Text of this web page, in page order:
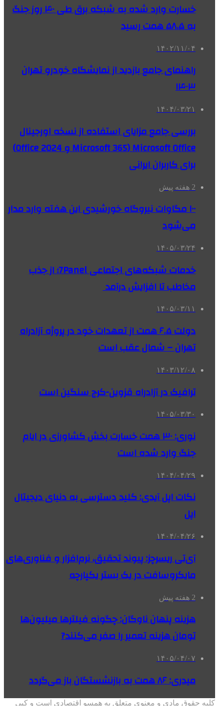
خسارت وارد شده به شبکه برق طی ۴۰ روز جنگ
به ۵۸.۵ همت رسید
۱۴۰۲/۱۱/۰۴
راهنمای جامع بازدید از نمایشگاه خودرو تهران
۱۴۰۳
۱۴۰۴/۰۳/۲۱
بررسی جامع مزایای استفاده از نسخه‌ اورجینال
Microsoft Office (Microsoft 365 و Office 2024)
برای کاربران ایرانی
2 هفته پیش
۱۰۰ مگاوات نیروگاه‌ خورشیدی این هفته وارد مدار
می‌شود
۱۴۰۵/۰۳/۲۴
خدمات شبکه‌های اجتماعی 7Panel؛ از جذب
مخاطب تا افزایش درآمد
۱۴۰۵/۰۳/۱۱
دولت ۶.۵ همت از تعهدات خود در پروژه آزادراه
تهران – شمال عقب است
۱۴۰۳/۱۲/۰۸
ترافیک در آزادراه قزوین-کرج سنگین است
۱۴۰۵/۰۳/۳۰
نوری: ۳۰ همت خسارت بخش کشاورزی در ایام
جنگ وارد شده است
۱۴۰۴/۰۴/۲۹
نکات اپل آیدی: کلید دسترسی به دنیای دیجیتال
اپل
۱۴۰۴/۰۴/۲۶
آی‌تی ریسرچز: پیوند تحقیق، نرم‌افزار و فناوری‌های
مایکروسافت در یک بستر یکپارچه
2 هفته پیش
هزینه پنهان ناوگان: چگونه فیلترها میلیون‌ها
تومان هزینه تعمیر را صفر می‌کنند?
۱۴۰۵/۰۴/۰۷
میدری: ۸۶ همت به بازنشستگان باز می‌گردد
کلیه حقوق مادی و معنوی متعلق به همسو اقتصادی است و کپی